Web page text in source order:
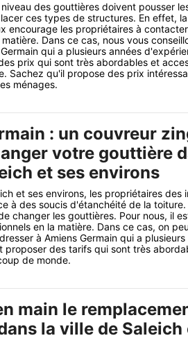
des gouttières doivent pousser
ces types de structures. En effet,
encourage les propriétaires à
Dans ce cas, nous vous
qui a plusieurs années
prix qui sont très abordables et
Sachez qu'il propose des prix
ménages.
: un couvreur
votre gouttière
et ses environs
et ses environs, les propriétaires des
à des soucis d'étanchéité de la
changer les gouttières. Pour nous, il
en la matière. Dans ce cas, on
à Amiens Germain qui a plusieurs
proposer des tarifs qui sont très
de monde.
main le
la ville de Saleich